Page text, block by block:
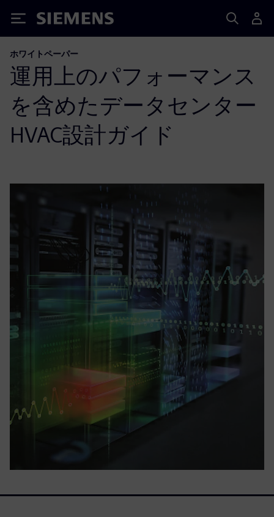
Siemens
ホワイトペーパー
運用上のパフォーマンス
を含めたデータセンター
HVAC設計ガイド